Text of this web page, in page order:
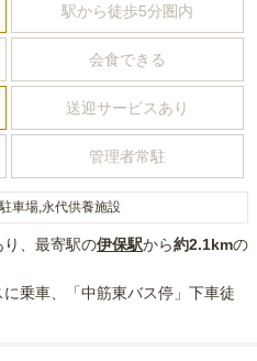
駅から徒歩5分圏内
会食できる
送迎サービスあり
管理者常駐
車場,永代供養施設
、最寄駅の伊保駅から約2.1kmの
に乗車、「中筋東バス停」下車徒